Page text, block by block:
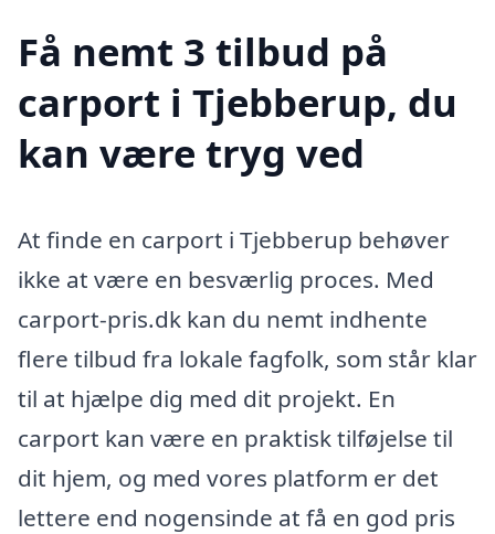
Få nemt 3 tilbud på
carport i Tjebberup, du
kan være tryg ved
At finde en carport i Tjebberup behøver
ikke at være en besværlig proces. Med
carport-pris.dk kan du nemt indhente
flere tilbud fra lokale fagfolk, som står klar
til at hjælpe dig med dit projekt. En
carport kan være en praktisk tilføjelse til
dit hjem, og med vores platform er det
lettere end nogensinde at få en god pris